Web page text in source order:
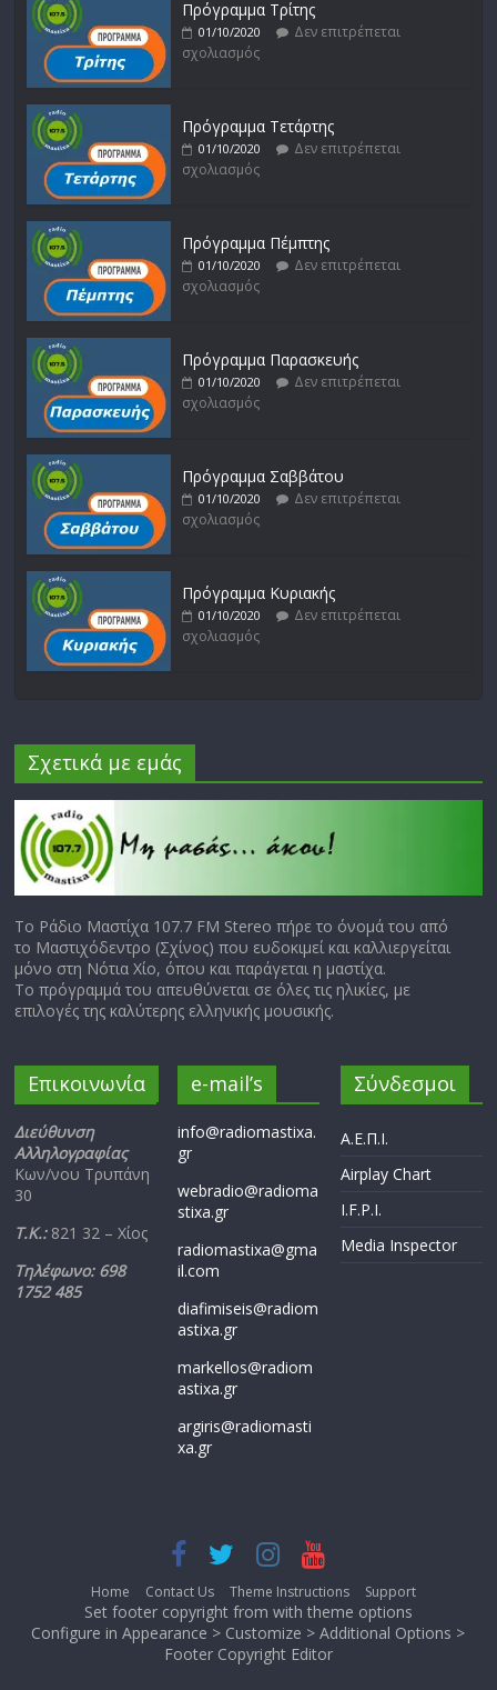
Πρόγραμμα Τρίτης
01/10/2020
Δεν επιτρέπεται
σχολιασμός
Πρόγραμμα Τετάρτης
01/10/2020
Δεν επιτρέπεται
σχολιασμός
Πρόγραμμα Πέμπτης
01/10/2020
Δεν επιτρέπεται
σχολιασμός
Πρόγραμμα Παρασκευής
01/10/2020
Δεν επιτρέπεται
σχολιασμός
Πρόγραμμα Σαββάτου
01/10/2020
Δεν επιτρέπεται
σχολιασμός
Πρόγραμμα Κυριακής
01/10/2020
Δεν επιτρέπεται
σχολιασμός
Σχετικά με εμάς
Το Ράδιο Μαστίχα 107.7 FM Stereo πήρε το όνομά του από
το Μαστιχόδεντρο (Σχίνος) που ευδοκιμεί και καλλιεργείται
μόνο στη Νότια Χίο, όπου και παράγεται η μαστίχα.
Το πρόγραμμά του απευθύνεται σε όλες τις ηλικίες, με
επιλογές της καλύτερης ελληνικής μουσικής.
Επικοινωνία
Διεύθυνση
Αλληλογραφίας
Κων/νου Τρυπάνη
30
Τ.Κ.: 821 32 – Χίος
Τηλέφωνο: 698
1752 485
e-mail’s
info@radiomastixa.
gr
webradio@radioma
stixa.gr
radiomastixa@gma
il.com
diafimiseis@radiom
astixa.gr
markellos@radiom
astixa.gr
argiris@radiomasti
xa.gr
Σύνδεσμοι
Α.Ε.Π.Ι.
Airplay Chart
I.F.P.I.
Media Inspector
Home Contact Us Theme Instructions Support
Set footer copyright from with theme options
Configure in Appearance > Customize > Additional Options >
Footer Copyright Editor